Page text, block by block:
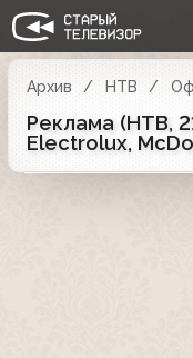
Архив НТВ
Реклама (НТВ,
Electrolux,